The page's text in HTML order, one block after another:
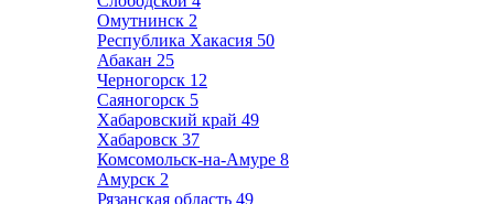
Омутнинск 2
Республика Хакасия 50
Абакан 25
Черногорск 12
Саяногорск 5
Хабаровский край 49
Хабаровск 37
Комсомольск-на-Амуре 8
Амурск 2
Рязанская область 49